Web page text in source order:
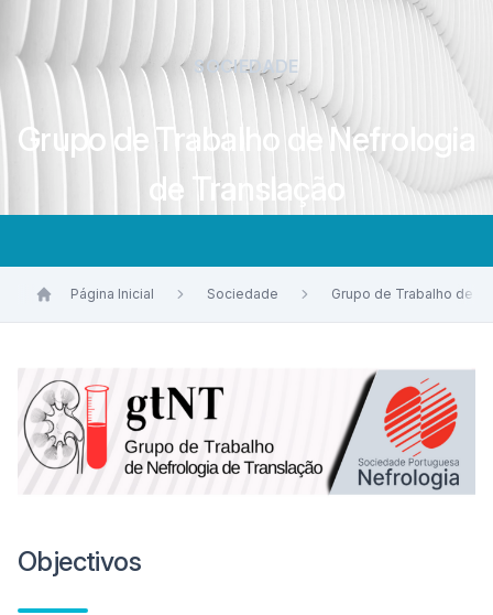
SOCIEDADE
Grupo de Trabalho de Nefrologia
de Translação
Página Inicial Sociedade Grupo de Trabalho de
Objectivos